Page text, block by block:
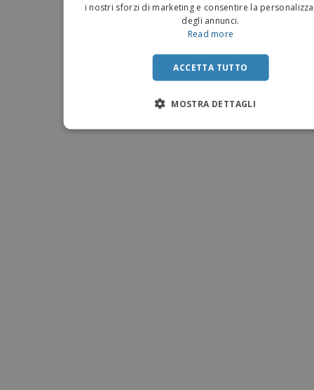
i nostri sforzi di marketing e consentire la
degli annunci.
Read more
ACCETTA TUTTO
MOSTRA DETTAGLI